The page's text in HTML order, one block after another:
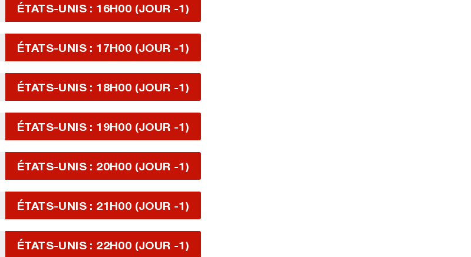
ÉTATS-UNIS : 16H00 (JOUR -1)
ÉTATS-UNIS : 17H00 (JOUR -1)
ÉTATS-UNIS : 18H00 (JOUR -1)
ÉTATS-UNIS : 19H00 (JOUR -1)
ÉTATS-UNIS : 20H00 (JOUR -1)
ÉTATS-UNIS : 21H00 (JOUR -1)
ÉTATS-UNIS : 22H00 (JOUR -1)